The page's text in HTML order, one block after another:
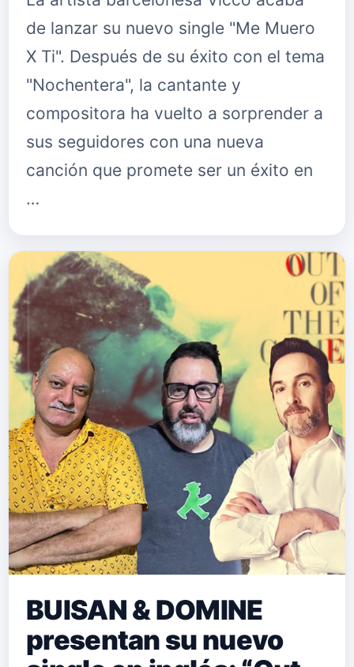
de lanzar su nuevo single "Me Muero
X Ti". Después de su éxito con el tema
"Nochentera", la cantante y
compositora ha vuelto a sorprender a
sus seguidores con una nueva
canción que promete ser un éxito en
…
BUISAN & DOMINE
presentan su nuevo